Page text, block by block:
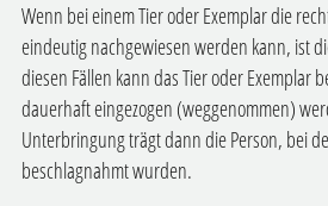
Wenn bei einem Tier oder Exemplar die
eindeutig nachgewiesen werden kann, ist
diesen Fällen kann das Tier oder Exemplar
dauerhaft eingezogen (weggenommen)
Unterbringung trägt dann die Person, bei
beschlagnahmt wurden.